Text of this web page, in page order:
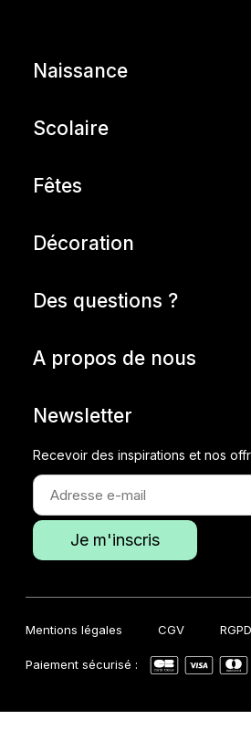
Naissance
Scolaire
Fêtes
Décoration
Des questions ?
A propos de nous
Newsletter
Recevoir des inspirations et nos
Mentions légales CGV RGPD
Paiement sécurisé :